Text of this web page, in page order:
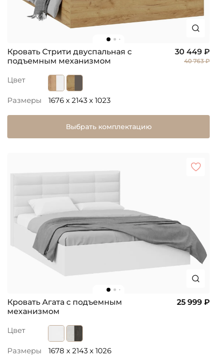
Кровать Стрити двуспальная с
подъемным механизмом
30 449 ₽
40 763 ₽
Цвет
Размеры 1676 x 2143 x 1023
Выбрать комплектацию
Кровать Агата с подъемным
механизмом
25 999 ₽
Цвет
Размеры 1678 x 2143 x 1026